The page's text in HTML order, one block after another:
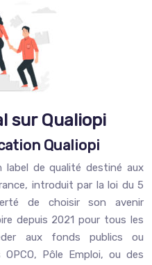
sur Qualiopi
Qualiopi
label de qualité destiné aux
introduit par la loi du 5
de choisir son avenir
depuis 2021 pour tous les
aux fonds publics ou
Pôle Emploi, ou des